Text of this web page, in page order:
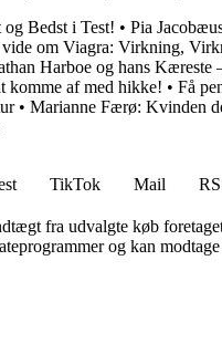
Bedst i Test! • Pia
om Viagra: Virkning,
Harboe og hans
komme af med hikke! • Få
• Marianne Færø: Kvinden
TikTok Mail
fra udvalgte køb
og kan